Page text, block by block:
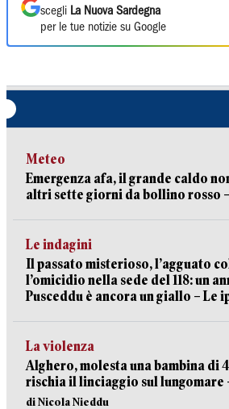
scegli La Nuova Sardegna
per le tue notizie su Google
Meteo
Emergenza afa, il grande caldo
altri sette giorni da bollino rosso
Le indagini
Il passato misterioso, l’agguato
l’omicidio nella sede del 118: un
Pusceddu è ancora un giallo – Le
La violenza
Alghero, molesta una bambina di
rischia il linciaggio sul lungomare
di Nicola Nieddu